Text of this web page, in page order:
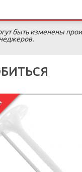
быть изменены